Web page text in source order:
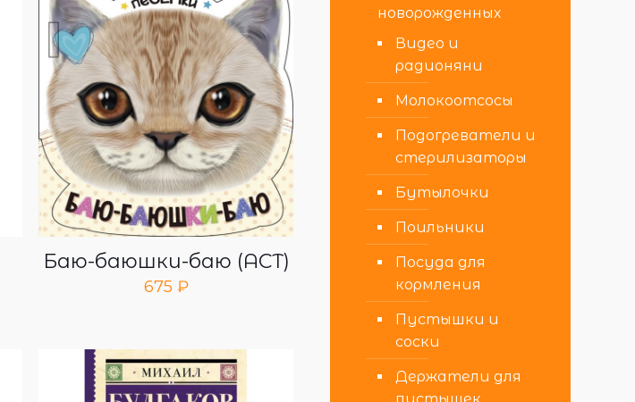
Баю-баюшки-баю (АСТ)
675 ₽
новорожденных
Видео и
радионяни
Молокоотсосы
Подогреватели и
стерилизаторы
Бутылочки
Поильники
Посуда для
кормления
Пустышки и
соски
Держатели для